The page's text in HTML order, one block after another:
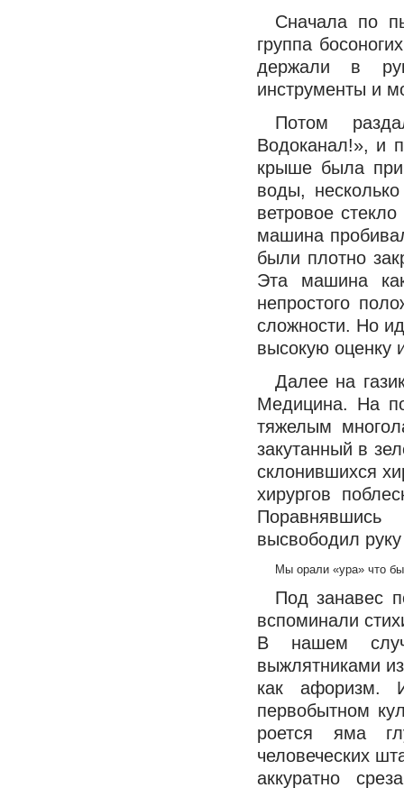
Сначала по
группа
держали в
инструменты и
Потом
Водоканал!», и
крыше была
воды,
ветровое
машина
были плотно
Эта машина
непростого
сложности. Но
высокую оценку
Далее на
Медицина. На
тяжелым
закутанный в
склонившихся
хирургов
высвободил
Мы орали «ура» что
Под занавес
вспоминали
В нашем
выжлятниками
как афоризм.
первобытном
роется яма
человеческих
аккуратно